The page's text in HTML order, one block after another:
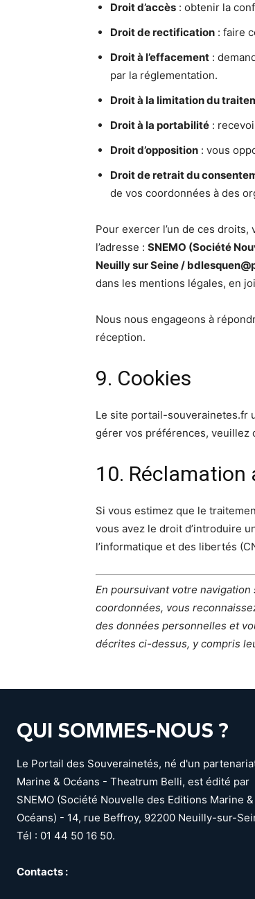
Droit d’accès : obtenir la
Droit de rectification : faire
Droit à l’effacement :
par la réglementation.
Droit à la limitation du
Droit à la portabilité :
Droit d’opposition : vous
Droit de retrait du
de vos coordonnées à des
Pour exercer l’un de ces
l’adresse : SNEMO (Société
Neuilly sur Seine /
dans les mentions légales, en
Nous nous engageons à
réception.
9. Cookies
Le site portail-souverainetes.fr
gérer vos préférences, veuillez
10. Réclamation
Si vous estimez que le
vous avez le droit d’introduire
l’informatique et des libertés
En poursuivant votre
coordonnées, vous
des données personnelles et
décrites ci-dessus, y compris
QUI SOMMES-NOUS ?
Le Portail des Souverainetés, né d'un
Marine & Océans - Theatrum Belli, est édité par
SNEMO (Société Nouvelle des Editions Marine &
Océans) - 14, rue Beffroy, 92200 Neuilly-sur-
Tél : 01 44 50 16 50.
Contacts :